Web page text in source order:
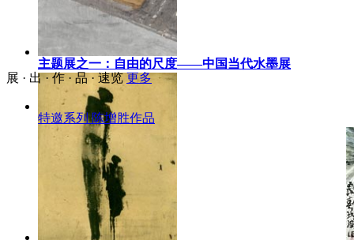
主题展之一：自由的尺度——中国当代水墨展
展 · 出 · 作 · 品 · 速览 更多
特邀系列 陈增胜作品